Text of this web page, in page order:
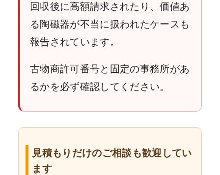
回収後に高額請求されたり、価値あ
る陶磁器が不当に扱われたケースも
報告されています。
古物商許可番号と固定の事務所があ
るかを必ず確認してください。
見積もりだけのご相談も歓迎してい
ます